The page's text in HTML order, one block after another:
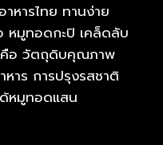
หารไทย ทานง่าย
หมูทอดกะปิ เคล็ดลับ
คือ วัตถุดิบคุณภาพ
าร การปรุงรสชาติ
ด้หมูทอดแสน